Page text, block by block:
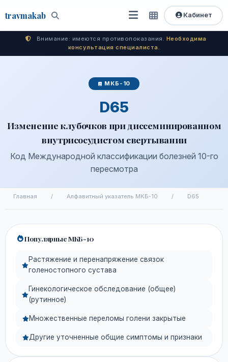
travmakab Поиск
Открыть
меню
Быстрый
доступ
Кабинет
Внимание: имеются противопоказания. Необходима
консультация специалиста.
МКБ-10
D65
Изменение клубочков при диссеминированном
внутрисосудистом свертывании
Код Международной классификации болезней 10-го
пересмотра
Главная / Алфавитный указатель МКБ-10 / D65
Популярные МКБ-10
Растяжение и перенапряжение связок
голеностопного сустава
Гинекологическое обследование (общее)
(рутинное)
Множественные переломы голени закрытые
Другие уточненные общие симптомы и признаки